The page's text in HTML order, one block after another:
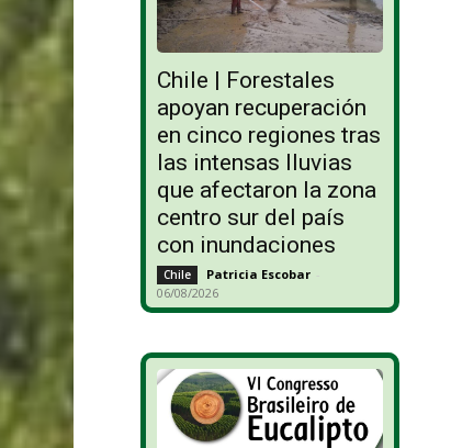
Chile | Forestales
apoyan recuperación
en cinco regiones tras
las intensas lluvias
que afectaron la zona
centro sur del país
con inundaciones
Chile Patricia Escobar -
06/08/2026